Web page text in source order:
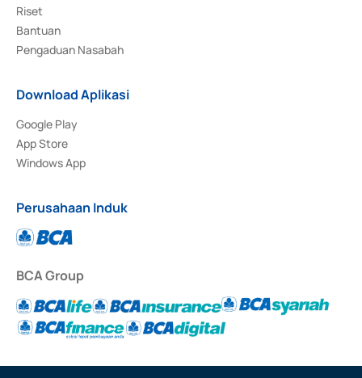
Riset
Bantuan
Pengaduan Nasabah
Download Aplikasi
Google Play
App Store
Windows App
Perusahaan Induk
BCA Group